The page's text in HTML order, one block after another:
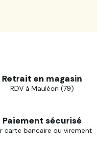
Retrait en magasin
RDV à Mauléon (79)
Paiement sécurisé
carte bancaire ou virement